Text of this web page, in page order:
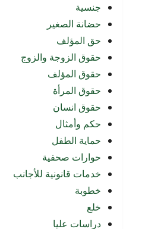
جنسية
حضانة الصغير
حق المؤلف
حقوق الزوجة والزوج
حقوق المؤلف
حقوق المرأة
حقوق انسان
حكم وأمثال
حماية الطفل
حوارات صحفية
خدمات قانونية للأجانب
خطوبة
خلع
دراسات عليا